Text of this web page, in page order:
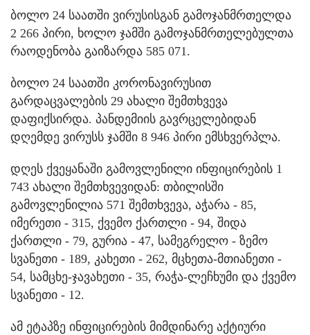
ბოლო 24 საათში ვირუსისგან გამოჯანმრთელდა
2 266 პირი, ხოლო ჯამში გამოჯანმრთელებულთა
რაოდენობა გაიზარდა 585 071.
ბოლო 24 საათში კორონავირუსით
გარდაცვალების 29 ახალი შემთხვევა
დაფიქსირდა. პანდემიის გავრცელებიდან
დღემდე ვირუსს ჯამში 8 946 პირი ემსხვერპლა.
დღეს ქვეყანაში გამოვლენილი ინფიცირების 1
743 ახალი შემთხვევიდან: თბილისში
გამოვლენილია 571 შემთხვევა, აჭარა - 85,
იმერეთი - 315, ქვემო ქართლი - 94, შიდა
ქართლი - 79, გურია - 47, სამეგრელო - ზემო
სვანეთი - 189, კახეთი - 262, მცხეთა-მთიანეთი -
54, სამცხე-ჯავახეთი - 35, რაჭა-ლეჩხუმი და ქვემო
სვანეთი - 12.
ამ ეტაპზე ინფიცირების მიმდინარე აქტიური